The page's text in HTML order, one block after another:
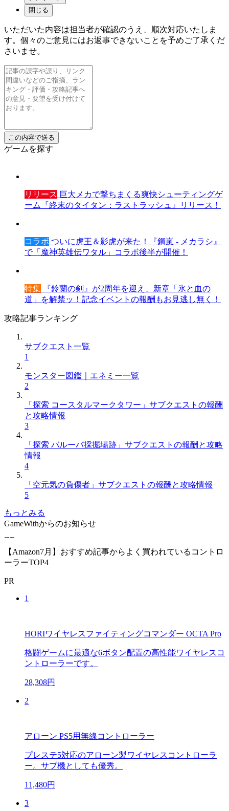
閉じる
いただいた内容は担当者が確認のうえ、順次対応いたしま
す。個々のご意見にはお返事できないことを予めご了承くだ
さいませ。
ゲームを探す
リリース 巨大メカで撃ちまくる爽快シューティングゲ
ーム『終末のタイタン：ラストラッシュ』リリース！
コラボ ついに虎王＆影虎が来た！『鋼嵐 - メカラシ』
で「魔神英雄伝ワタル」コラボ後半が開催！
特集 『鈴蘭の剣』が2周年を迎え、新章「氷と血の
道」を解禁ッ！記念イベントの報酬もお見逃し無く！
攻略記事ランキング
サブクエスト一覧
1
モンスター図鑑｜エネミー一覧
2
「探索 コースタルマークタワー」サブクエストの報酬
と攻略情報
3
「探索 バルーバ採掘場跡」サブクエストの報酬と攻略
情報
4
「空元気の負傷者」サブクエストの報酬と攻略情報
5
もっとみる
GameWithからのお知らせ
【Amazon7月】おすすめ記事からよく買われているコントロ
ーラーTOP4
PR
1
HORIワイヤレスファイティングコマンダー OCTA Pro
格闘ゲームに最適な6ボタン配置の高性能ワイヤレスコ
ントローラーです。
28,308円
2
アローン PS5用無線コントローラー
プレステ5対応のアローン製ワイヤレスコントローラ
ー。サブ機としても優秀。
11,480円
3